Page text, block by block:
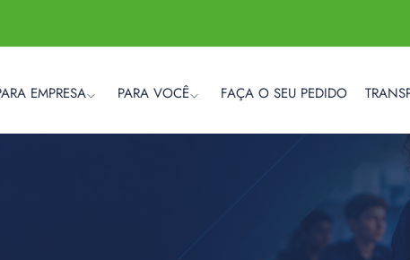
EMPRESA PARA VOCÊ FAÇA O SEU PEDIDO